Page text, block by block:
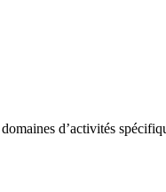
d’activités